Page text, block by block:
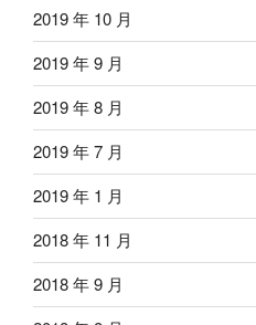
2019 年 10 月
2019 年 9 月
2019 年 8 月
2019 年 7 月
2019 年 1 月
2018 年 11 月
2018 年 9 月